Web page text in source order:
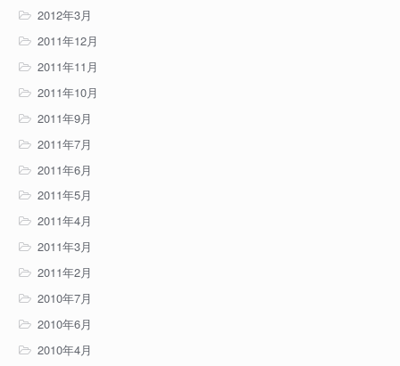
2012年3月
2011年12月
2011年11月
2011年10月
2011年9月
2011年7月
2011年6月
2011年5月
2011年4月
2011年3月
2011年2月
2010年7月
2010年6月
2010年4月